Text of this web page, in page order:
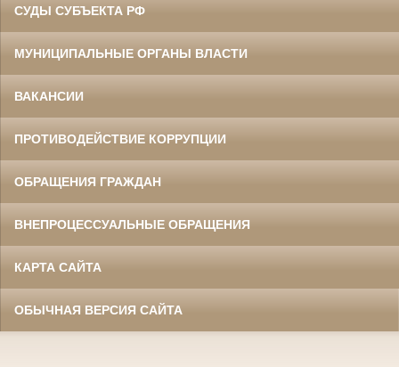
СУДЫ СУБЪЕКТА РФ
МУНИЦИПАЛЬНЫЕ ОРГАНЫ ВЛАСТИ
ВАКАНСИИ
ПРОТИВОДЕЙСТВИЕ КОРРУПЦИИ
ОБРАЩЕНИЯ ГРАЖДАН
ВНЕПРОЦЕССУАЛЬНЫЕ ОБРАЩЕНИЯ
КАРТА САЙТА
ОБЫЧНАЯ ВЕРСИЯ САЙТА